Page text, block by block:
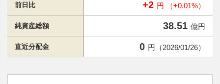
前日比 +2 円 （+0.01%）
純資産総額 38.51 億円
直近分配金 0 円（2026/01/26）